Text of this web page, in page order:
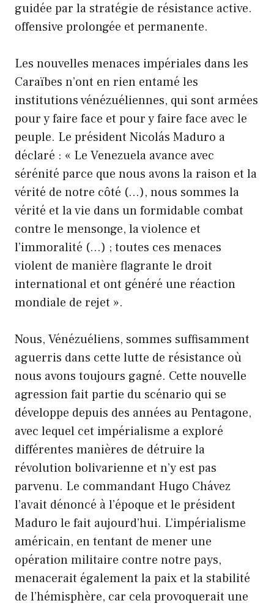
guidée par la stratégie de résistance active.
offensive prolongée et permanente.
Les nouvelles menaces impériales dans les
Caraïbes n’ont en rien entamé les
institutions vénézuéliennes, qui sont armées
pour y faire face et pour y faire face avec le
peuple. Le président Nicolás Maduro a
déclaré : « Le Venezuela avance avec
sérénité parce que nous avons la raison et la
vérité de notre côté (…), nous sommes la
vérité et la vie dans un formidable combat
contre le mensonge, la violence et
l’immoralité (…) ; toutes ces menaces
violent de manière flagrante le droit
international et ont généré une réaction
mondiale de rejet ».
Nous, Vénézuéliens, sommes suffisamment
aguerris dans cette lutte de résistance où
nous avons toujours gagné. Cette nouvelle
agression fait partie du scénario qui se
développe depuis des années au Pentagone,
avec lequel cet impérialisme a exploré
différentes manières de détruire la
révolution bolivarienne et n’y est pas
parvenu. Le commandant Hugo Chávez
l’avait dénoncé à l’époque et le président
Maduro le fait aujourd’hui. L’impérialisme
américain, en tentant de mener une
opération militaire contre notre pays,
menacerait également la paix et la stabilité
de l’hémisphère, car cela provoquerait une